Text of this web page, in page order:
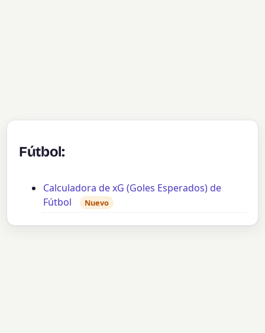
Fútbol:
Calculadora de xG (Goles Esperados) de
Fútbol
Nuevo